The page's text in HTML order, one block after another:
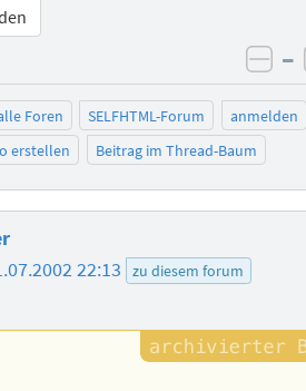
–
Foren SELFHTML-Forum
anmelden
erstellen
Beitrag im Thread-Baum
22:13 zu diesem forum